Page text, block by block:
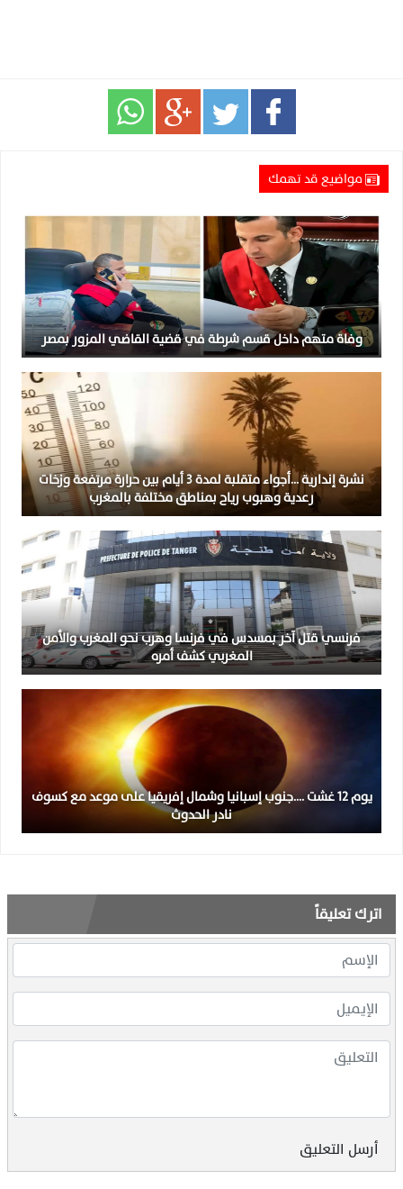
مواضيع قد تهمك
وفاة متهم داخل قسم شرطة في قضية القاضي المزور بمصر
نشرة إندارية …أجواء متقلبة لمدة 3 أيام بين حرارة مرتفعة وزخات
رعدية وهبوب رياح بمناطق مختلفة بالمغرب
فرنسي قتل آخر بمسدس في فرنسا وهرب نحو المغرب والأمن
المغربي كشف أمره
يوم 12 غشت ….جنوب إسبانيا وشمال إفريقيا على موعد مع كسوف
نادر الحدوث
اترك تعليقاً
أرسل التعليق